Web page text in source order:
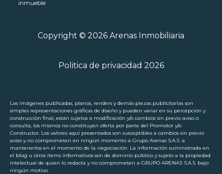
inmueble
Copyright © 2026 Arenas Inmobiliaria
Politica de privacidad 2026
Las imágenes publicadas, planos, renders y demás piezas publicitarias son
simples representaciones gráficas de diseño y pueden variar en su percepción y
construcción final, están sujetos a modificación y/o cambios sin previo aviso o
consulta, los mismos no constituyen oferta por parte del Promotor y/o
Constructor. Los valores aquí presentados son susceptibles a cambios sin previo
aviso y no comprometen en ningún momento a Grupo Arenas S.A.S. a
mantenerlos en el momento de la negociación. La información suministrada en
el blog u otros ítems informativos son de dominio público y sujeto a la propiedad
intelectual de quien lo redacta y no comprometen a GRUPO ARENAS S.A.S. bajo
ningún motivo.